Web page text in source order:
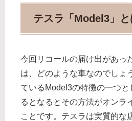
テスラ「Model3」と
今回リコールの届け出があっ
は、どのような車なのでしょ
ているModel3の特徴の一つ
るとなるとその方法がオンラ
ことです。テスラは実質的な